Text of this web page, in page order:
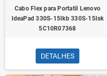
Cabo Flex para Portatil Lenovo
IdeaPad 330S-15Ikb 330S-15Isk
5C10R07368
DETALHES